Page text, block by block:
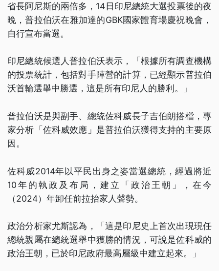
省長阿尼斯的兩倍多，14日印尼總統大選投票後的夜
晚，普拉伯沃在雅加達的GBK國家體育場慶祝晚會，
自行宣布當選。
印尼總統候選人普拉伯沃表示，「根據所有調查機構
的投票統計，包括對手陣營的計算，已經顯示普拉伯
沃首輪選舉中勝選，這是所有印尼人的勝利。」
普拉伯沃是與副手、總統佐科威長子吉伯朗搭檔，專
家分析「佐科威效應」是普拉伯沃獲得支持的主要原
因。
佐科威2014年以平民出身之姿當選總統，經過將近
10年的執政及布局，建立「政治王朝」，在今
（2024）年卸任前拉抬家人聲勢。
政治分析家尤斯認為，「這是印尼史上首次出現現任
總統親屬在總統選舉中獲勝的情況，可說是佐科威的
政治王朝，已於印尼政府最高層級中建立起來。」